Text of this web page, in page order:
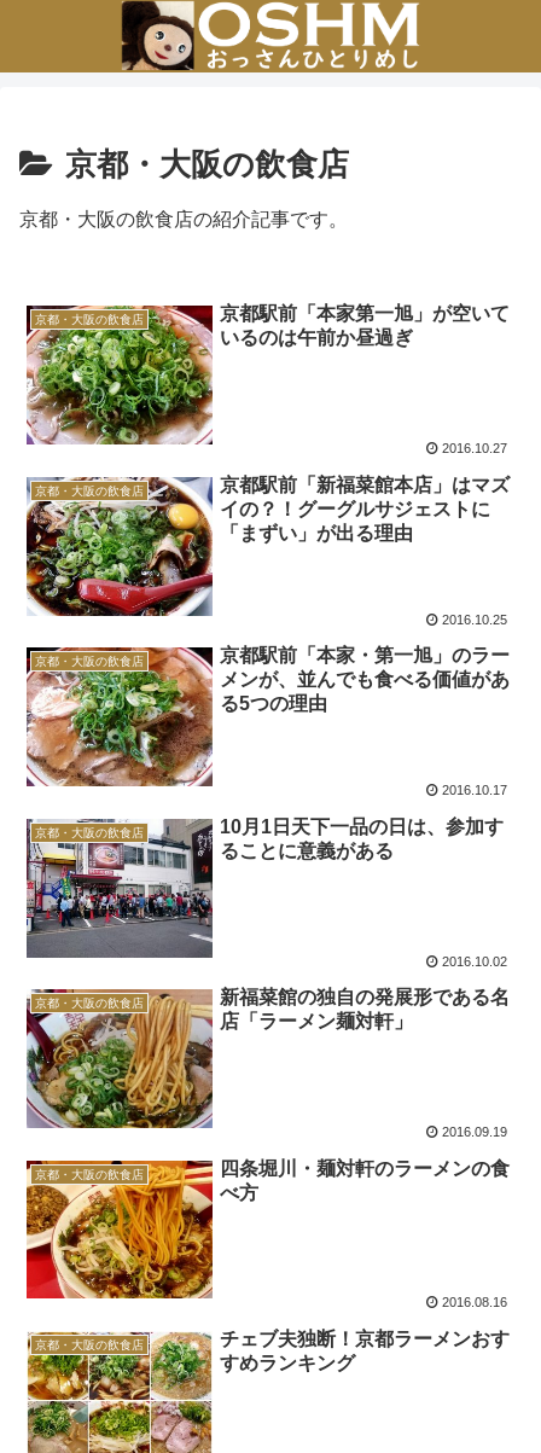
京都・大阪の飲食店
京都・大阪の飲食店の紹介記事です。
京都・大阪の飲食店
京都駅前「本家第一旭」が空いて
いるのは午前か昼過ぎ
2016.10.27
京都・大阪の飲食店
京都駅前「新福菜館本店」はマズ
イの？！グーグルサジェストに
「まずい」が出る理由
2016.10.25
京都・大阪の飲食店
京都駅前「本家・第一旭」のラー
メンが、並んでも食べる価値があ
る5つの理由
2016.10.17
京都・大阪の飲食店
10月1日天下一品の日は、参加す
ることに意義がある
2016.10.02
京都・大阪の飲食店
新福菜館の独自の発展形である名
店「ラーメン麺対軒」
2016.09.19
京都・大阪の飲食店
四条堀川・麺対軒のラーメンの食
べ方
2016.08.16
京都・大阪の飲食店
チェブ夫独断！京都ラーメンおす
すめランキング